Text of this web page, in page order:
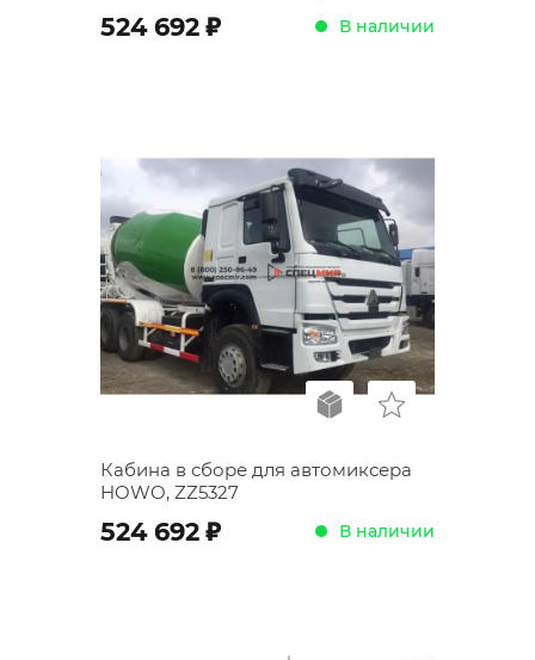
524 692 ; В наличии
Кабина в сборе для автомиксера
HOWO, ZZ5327
524 692 ; В наличии